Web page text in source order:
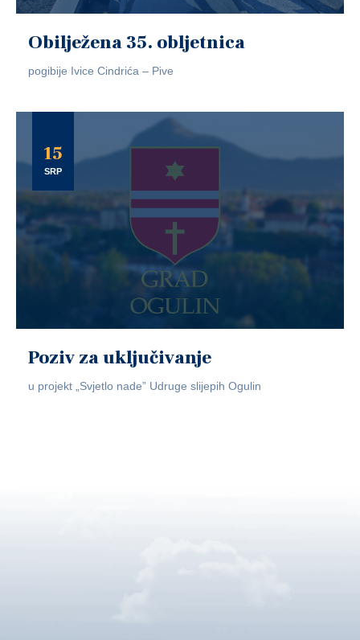
Obilježena 35. obljetnica
pogibije Ivice Cindrića – Pive
15
SRP
Poziv za uključivanje
u projekt „Svjetlo nade” Udruge slijepih Ogulin